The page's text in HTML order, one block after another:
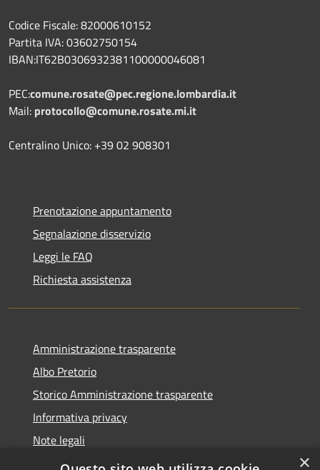
Codice Fiscale: 82000610152
Partita IVA: 03602750154
IBAN:IT62B0306932381100000046081
PEC:comune.rosate@pec.regione.lombardia.it
Mail: protocollo@comune.rosate.mi.it
Centralino Unico: +39 02 908301
Prenotazione appuntamento
Segnalazione disservizio
Leggi le FAQ
Richiesta assistenza
Amministrazione trasparente
Albo Pretorio
Storico Amministrazione trasparente
Informativa privacy
Note legali
Dichiarazione di accessibilità
×